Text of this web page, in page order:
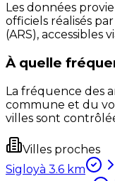
Les données
officiels réalisés
(ARS), accessibles
À quelle
La fréquence des
commune et du
villes sont
Villes proches
Sigloyà 3.6 km